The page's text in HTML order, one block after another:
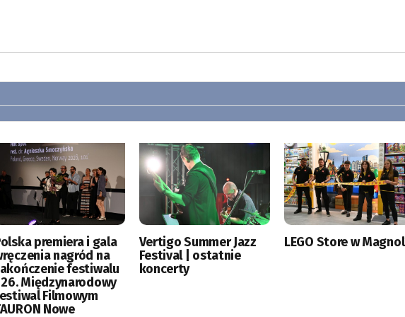
premiera i gala
nagród na
festiwalu
| 26. Międzynarodowy
Filmowym
Nowe
Vertigo Summer Jazz
Festival | ostatnie
koncerty
LEGO Store w